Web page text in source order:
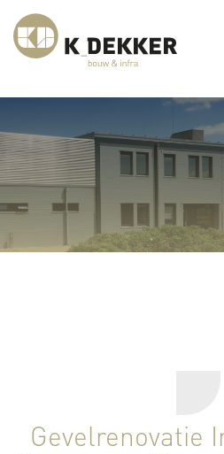
Gevelrenovatie